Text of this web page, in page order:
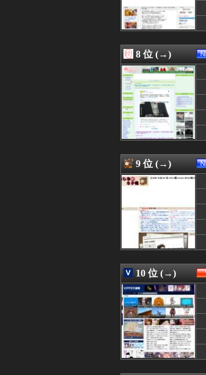
08/08 22:56
08/08 22:55
08/08 22:55
08/08 22:54
08/08 22:52
08/08 22:50
08/08 22:50
08/08 22:48
08/08 22:48
08/08 22:48
08/08 22:48
08/08 22:47
08/08 22:47
08/08 22:47
08/08 22:47
08/08 22:46
08/08 22:45
08/08 22:45
08/08 22:45
08/08 22:41
08/08 22:40
08/08 22:40
08/08 22:40
08/08 22:40
08/08 22:39
08/08 22:39
08/08 22:39
08/08 22:39
8 位 (→)
9 位 (→)
10 位 (→)